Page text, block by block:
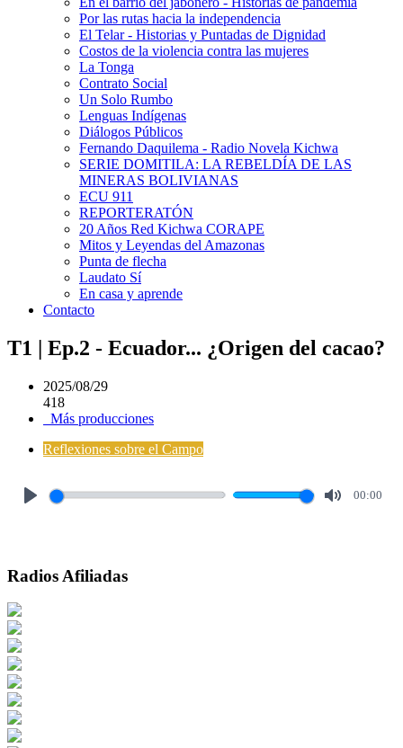
Por las rutas hacia la independencia
El Telar - Historias y Puntadas de Dignidad
Costos de la violencia contra las mujeres
La Tonga
Contrato Social
Un Solo Rumbo
Lenguas Indígenas
Diálogos Públicos
Fernando Daquilema - Radio Novela Kichwa
SERIE DOMITILA: LA REBELDÍA DE LAS
MINERAS BOLIVIANAS
ECU 911
REPORTERATÓN
20 Años Red Kichwa CORAPE
Mitos y Leyendas del Amazonas
Punta de flecha
Laudato Sí
En casa y aprende
Contacto
T1 | Ep.2 - Ecuador... ¿Origen del cacao?
2025/08/29
418
Más producciones
Reflexiones sobre el Campo
00:00
Radios Afiliadas